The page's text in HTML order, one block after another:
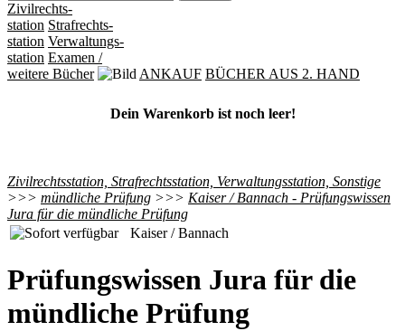
Zivilrechts-
station Strafrechts-
station Verwaltungs-
station Examen /
weitere Bücher
ANKAUF BÜCHER AUS 2. HAND
Dein Warenkorb ist noch leer!
Zivilrechtsstation, Strafrechtsstation, Verwaltungsstation, Sonstige
>>> mündliche Prüfung >>> Kaiser / Bannach - Prüfungswissen
Jura für die mündliche Prüfung
Kaiser / Bannach
Prüfungswissen Jura für die
mündliche Prüfung